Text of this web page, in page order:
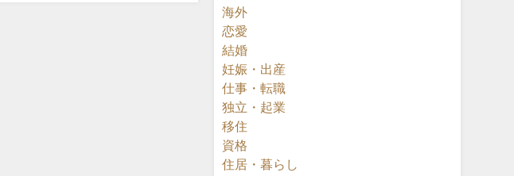
海外
恋愛
結婚
妊娠・出産
仕事・転職
独立・起業
移住
資格
住居・暮らし